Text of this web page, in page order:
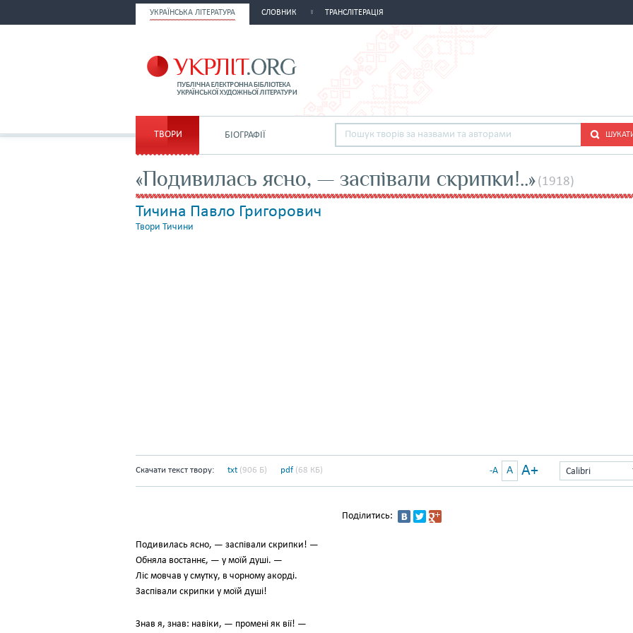
УКРАЇНСЬКА ЛІТЕРАТУРА СЛОВНИК ТРАНСЛІТЕРАЦІЯ
ТВОРИ БІОГРАФІЇ
«Подивилась ясно, — заспівали скрипки!..» (1918)
Тичина Павло Григорович
Твори Тичини
Скачати текст твору: txt (906 Б) pdf (68 КБ) Calibri
-A A A+
Поділитись:
Подивилась ясно, — заспівали скрипки! —
Обняла востаннє, — у моїй душі. —
Ліс мовчав у смутку, в чорному акорді.
Заспівали скрипки у моїй душі!
Знав я, знав: навіки, — промені як вії! —